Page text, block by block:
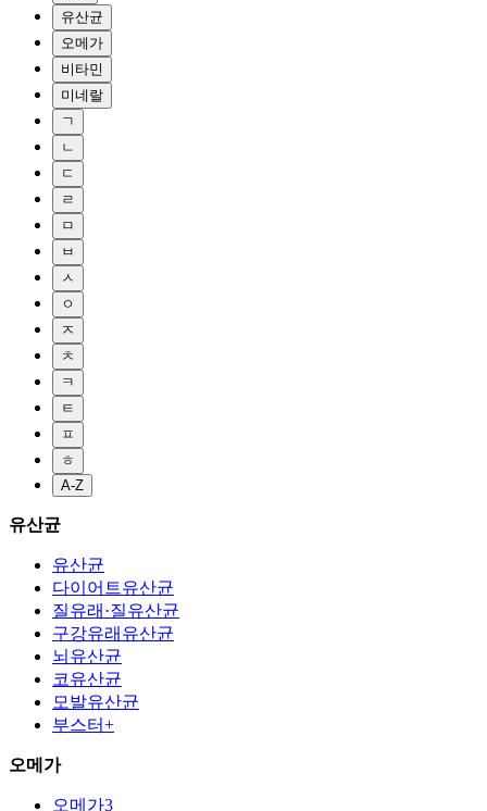
유산균
오메가
비타민
미네랄
ㄱ
ㄴ
ㄷ
ㄹ
ㅁ
ㅂ
ㅅ
ㅇ
ㅈ
ㅊ
ㅋ
ㅌ
ㅍ
ㅎ
A-Z
유산균
유산균
다이어트유산균
질유래·질유산균
구강유래유산균
뇌유산균
코유산균
모발유산균
부스터+
오메가
오메가3